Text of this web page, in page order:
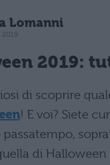
Lomanni
2019:
di scoprire
! E voi? Siete
di Halloween